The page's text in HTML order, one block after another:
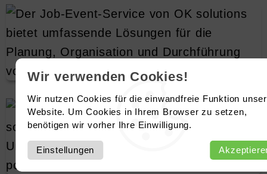
Wir verwenden Cookies!
Wir nutzen Cookies für die einwandfreie Funktion
Website. Um Cookies in Ihrem Browser zu setzen,
benötigen wir vorher Ihre Einwilligung.
Einstellungen